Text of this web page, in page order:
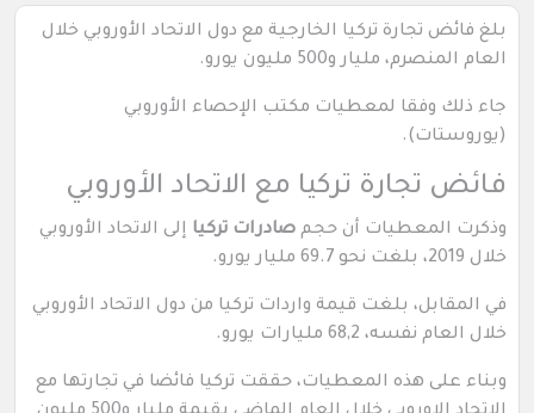
بلغ فائض تجارة تركيا الخارجية مع دول الاتحاد الأوروبي خلال
العام المنصرم، مليار و500 مليون يورو.
جاء ذلك وفقا لمعطيات مكتب الإحصاء الأوروبي
(يوروستات).
فائض تجارة تركيا مع الاتحاد الأوروبي
وذكرت المعطيات أن حجم صادرات تركيا إلى الاتحاد الأوروبي
خلال 2019، بلغت نحو 69.7 مليار يورو.
في المقابل، بلغت قيمة واردات تركيا من دول الاتحاد الأوروبي
خلال العام نفسه، 68,2 مليارات يورو.
وبناء على هذه المعطيات، حققت تركيا فائضا في تجارتها مع